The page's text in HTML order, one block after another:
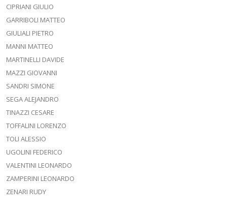
CIPRIANI GIULIO
GARRIBOLI MATTEO
GIULIALI PIETRO
MANNI MATTEO
MARTINELLI DAVIDE
MAZZI GIOVANNI
SANDRI SIMONE
SEGA ALEJANDRO
TINAZZI CESARE
TOFFALINI LORENZO
TOLI ALESSIO
UGOLINI FEDERICO
VALENTINI LEONARDO
ZAMPERINI LEONARDO
ZENARI RUDY